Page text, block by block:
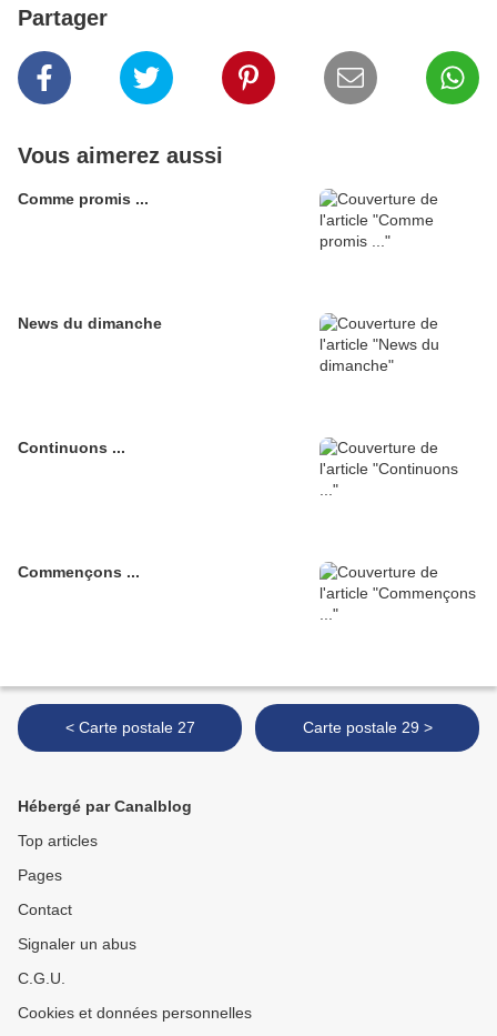
Partager
Vous aimerez aussi
Comme promis ...
News du dimanche
Continuons ...
Commençons ...
< Carte postale 27 Carte postale 29 >
Hébergé par Canalblog
Top articles
Pages
Contact
Signaler un abus
C.G.U.
Cookies et données personnelles